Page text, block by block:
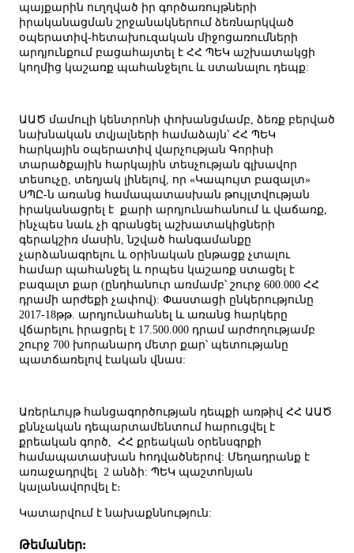
պայքարին ուղղված իր գործառույթների
իրականացման շրջանակներում ձեռնարկված
օպերատիվ-հետախուզական միջոցառումների
արդյունքում բացահայտել է ՀՀ ՊԵԿ աշխատակցի
կողմից կաշառք պահանջելու և ստանալու դեպք:
ԱԱԾ մամուլի կենտրոնի փոխանցմամբ, ձեռք բերված
նախնական տվյալների համաձայն՝ ՀՀ ՊԵԿ
հարկային օպերատիվ վարչության Գորիսի
տարածքային հարկային տեսչության գլխավոր
տեսուչը, տեղյակ լինելով, որ «Կապույտ բազալտ»
ՍՊԸ-ն առանց համապատասխան թույլտվության
իրականացրել է քարի արդյունահանում և վաճառք,
ինչպես նաև չի գրանցել աշխատակիցների
գերակշիռ մասին, նշված հանգամանքը
չարձանագրելու և օրինական ընթացք չտալու
համար պահանջել և որպես կաշառք ստացել է
բազալտ քար (ընդհանուր առմամբ՝ շուրջ 600.000 ՀՀ
դրամի արժեքի չափով): Փաստացի ընկերությունը
2017-18թթ. արդյունահանել և առանց հարկերը
վճարելու իրացրել է 17.500.000 դրամ արժողությամբ
շուրջ 700 խորանարդ մետր քար՝ պետությանը
պատճառելով էական վնաս:
Առերևույթ հանցագործության դեպքի առթիվ ՀՀ ԱԱԾ
քննչական դեպարտամենտում հարուցվել է
քրեական գործ, ՀՀ քրեական օրենսգրքի
համապատասխան հոդվածներով: Մեղադրանք է
առաջադրվել 2 անձի: ՊԵԿ պաշտոնյան
կալանավորվել է։
Կատարվում է նախաքննություն:
Թեմաներ: